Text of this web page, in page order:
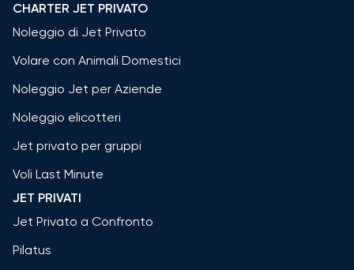
CHARTER JET PRIVATO
Noleggio di Jet Privato
Volare con Animali Domestici
Noleggio Jet per Aziende
Noleggio elicotteri
Jet privato per gruppi
Voli Last Minute
JET PRIVATI
Jet Privato a Confronto
Pilatus